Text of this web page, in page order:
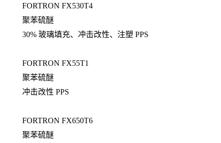
FORTRON FX530T4
聚苯硫醚
30% 玻璃填充、冲击改性、注塑 PPS
FORTRON FX55T1
聚苯硫醚
冲击改性 PPS
FORTRON FX650T6
聚苯硫醚